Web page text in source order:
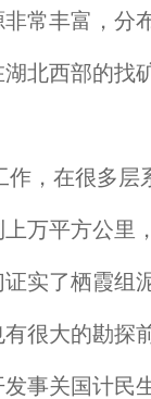
常丰富，分
北西部的找
，在很多层
万平方公里
实了栖霞组
很大的勘探
事关国计民